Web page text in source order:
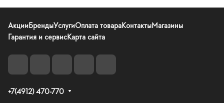
АкцииБрендыУслугиОплата товараКонтактыМагазины
Гарантия и сервисКарта сайта
+7(4912) 470-770